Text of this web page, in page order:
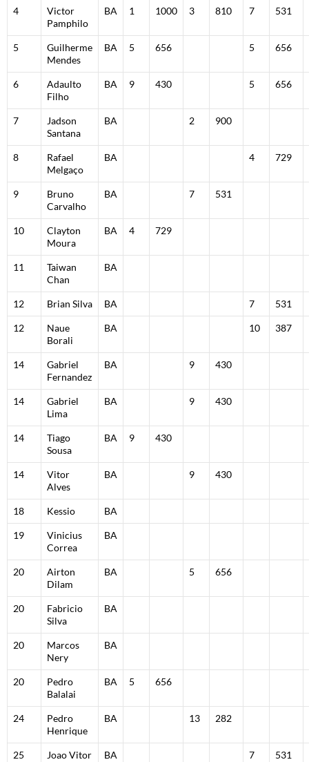
4
Victor
Pamphilo
BA 1 1000 3 810 7 531
5
Guilherme
Mendes
BA 5 656 5 656
6
Adaulto
Filho
BA 9 430 5 656
7
Jadson
Santana
BA 2 900
8
Rafael
Melgaço
BA 4 729
9
Bruno
Carvalho
BA 7 531
10
Clayton
Moura
BA 4 729
11
Taiwan
Chan
BA
12 Brian Silva BA 7 531
12
Naue
Borali
BA 10 387
14
Gabriel
Fernandez
BA 9 430
14
Gabriel
Lima
BA 9 430
14
Tiago
Sousa
BA 9 430
14
Vitor
Alves
BA 9 430
18 Kessio BA
19
Vinicius
Correa
BA
20
Airton
Dilam
BA 5 656
20
Fabricio
Silva
BA
20
Marcos
Nery
BA
20
Pedro
Balalai
BA 5 656
24
Pedro
Henrique
BA 13 282
25 Joao Vitor BA 7 531